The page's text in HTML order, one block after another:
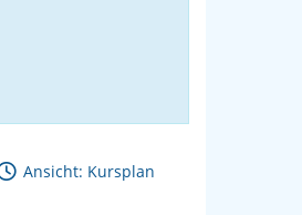
Ansicht: Kursplan